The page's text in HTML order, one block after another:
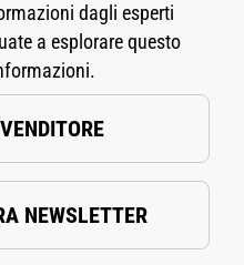
dagli esperti
a esplorare questo
NEWSLETTER